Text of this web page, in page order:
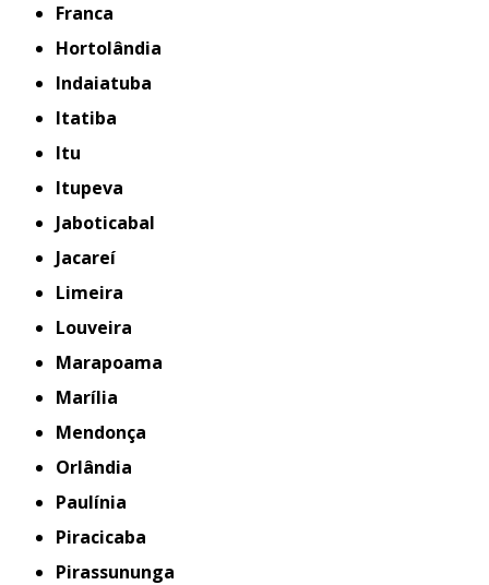
Franca
Hortolândia
Indaiatuba
Itatiba
Itu
Itupeva
Jaboticabal
Jacareí
Limeira
Louveira
Marapoama
Marília
Mendonça
Orlândia
Paulínia
Piracicaba
Pirassununga